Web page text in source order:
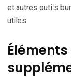
et autres outils
utiles.